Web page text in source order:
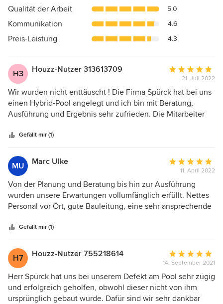
5
5
Sternen
Qualität der Arbeit 5.0
Kommunikation 4.6
Preis-Leistung 4.3
H3 Houzz-Nutzer 313613709
Bewertung:
5
von
5
21. Juli 2022
Wir wurden nicht enttäuscht ! Die Firma Spürck hat bei uns
einen Hybrid-Pool angelegt und ich bin mit Beratung,
Ausführung und Ergebnis sehr zufrieden. Die Mitarbeiter
gar nicht so detailliert angesprochen hatte und die auch
nicht konkret im Angebot fixiert wurden, sind durchweg
sehr positiv im Sinne einer langen Haltbarkeit bzw. guten
Qualität gelöst worden. Die im Angebot genannte
Preisangabe für die dort aufgeführten Arbeiten wurde nicht
überschritten. Es hat sich ausgezahlt, eine ortsansässige
Firma mit hoher Expertise engagiert zu haben.
Gefällt mir (1)
MU Marc Ulke
Bewertung:
5
von
5
11. April 2022
Von der Planung und Beratung bis hin zur Ausführung
wurden unsere Erwartungen vollumfänglich erfüllt. Nettes
Personal vor Ort, gute Bauleitung, eine sehr ansprechende
überzeugt! Großes Lob an das Personal vor Ort, das die
Planung hervorragend umgesetzt hat.
Gefällt mir (1)
H7 Houzz-Nutzer 755218614
Bewertung:
5
von
5
14. September 2021
Herr Spürck hat uns bei unserem Defekt am Pool sehr zügig
und erfolgreich geholfen, obwohl dieser nicht von ihm
ursprünglich gebaut wurde. Dafür sind wir sehr dankbar